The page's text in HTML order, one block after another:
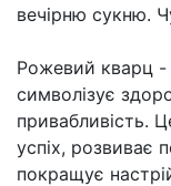
вечірню сукню.
Рожевий кварц -
символізує
привабливість.
успіх, розвиває
покращує